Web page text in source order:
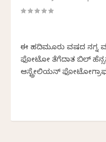
ಈ ಹದಿಮೂರು ವರ್ಷದ ನಗ್ನ
ಫೋಟೋ ತೆಗೆದಾತ ಬಿಲ್
ಆಸ್ಟ್ರೇಲಿಯನ್